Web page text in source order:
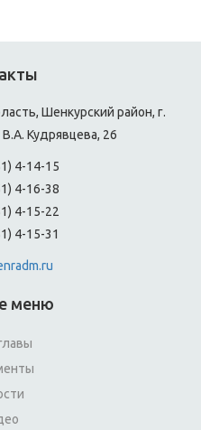
Шенкурский район, г.
Кудрявцева, 26
4-14-15
4-16-38
4-15-22
4-15-31
меню